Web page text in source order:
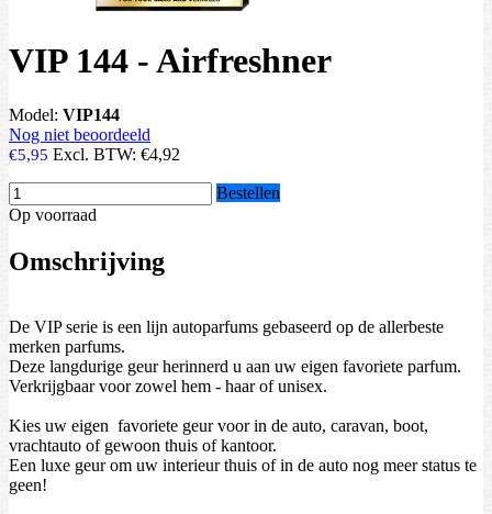
VIP 144 - Airfreshner
Model: VIP144
Nog niet beoordeeld
€5,95 Excl. BTW: €4,92
Bestellen
Op voorraad
Omschrijving
De VIP serie is een lijn autoparfums gebaseerd op de allerbeste
merken parfums.
Deze langdurige geur herinnerd u aan uw eigen favoriete parfum.
Verkrijgbaar voor zowel hem - haar of unisex.
Kies uw eigen favoriete geur voor in de auto, caravan, boot,
vrachtauto of gewoon thuis of kantoor.
Een luxe geur om uw interieur thuis of in de auto nog meer status te
geen!